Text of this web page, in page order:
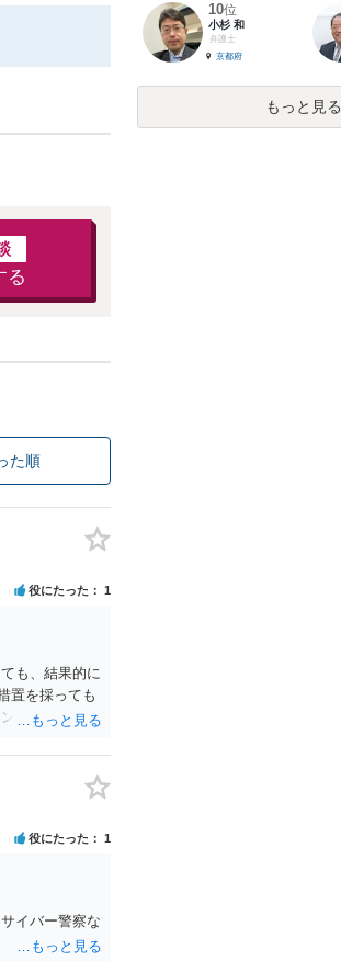
る
た順
役にたった 1
も、結果的に
置を採っても
ターへ相談
役にたった 1
イバー警察な
10位
小杉 和
弁護士
京都府
もっと見る